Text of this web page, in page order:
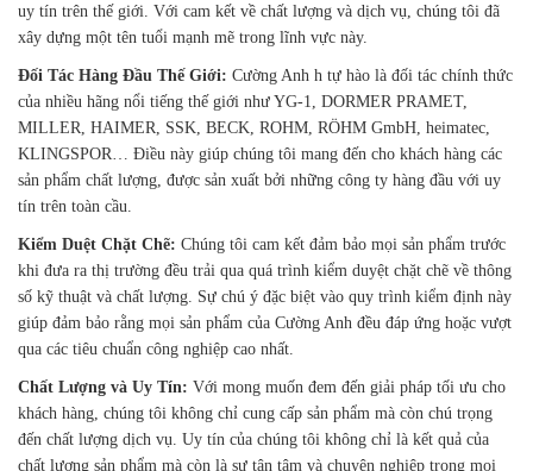
uy tín trên thế giới. Với cam kết về chất lượng và dịch vụ, chúng tôi đã
xây dựng một tên tuổi mạnh mẽ trong lĩnh vực này.
Đối Tác Hàng Đầu Thế Giới: Cường Anh h tự hào là đối tác chính thức
của nhiều hãng nổi tiếng thế giới như YG-1, DORMER PRAMET,
MILLER, HAIMER, SSK, BECK, ROHM, RÖHM GmbH, heimatec,
KLINGSPOR… Điều này giúp chúng tôi mang đến cho khách hàng các
sản phẩm chất lượng, được sản xuất bởi những công ty hàng đầu với uy
tín trên toàn cầu.
Kiểm Duệt Chặt Chẽ: Chúng tôi cam kết đảm bảo mọi sản phẩm trước
khi đưa ra thị trường đều trải qua quá trình kiểm duyệt chặt chẽ về thông
số kỹ thuật và chất lượng. Sự chú ý đặc biệt vào quy trình kiểm định này
giúp đảm bảo rằng mọi sản phẩm của Cường Anh đều đáp ứng hoặc vượt
qua các tiêu chuẩn công nghiệp cao nhất.
Chất Lượng và Uy Tín: Với mong muốn đem đến giải pháp tối ưu cho
khách hàng, chúng tôi không chỉ cung cấp sản phẩm mà còn chú trọng
đến chất lượng dịch vụ. Uy tín của chúng tôi không chỉ là kết quả của
chất lượng sản phẩm mà còn là sự tận tâm và chuyên nghiệp trong mọi